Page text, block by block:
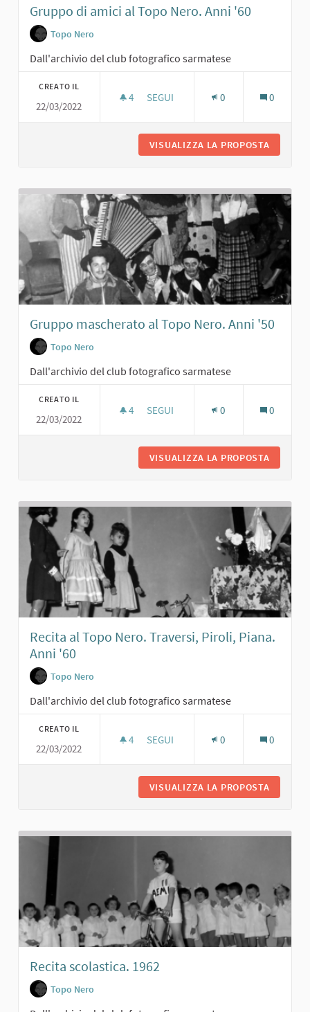
Gruppo di amici al Topo Nero. Anni '60
Topo Nero
Dall'archivio del club fotografico sarmatese
CREATO IL
22/03/2022
4 4 SOSTENITORI
SEGUI 0 0
VISUALIZZA LA PROPOSTA
Gruppo mascherato al Topo Nero. Anni '50
Topo Nero
Dall'archivio del club fotografico sarmatese
CREATO IL
22/03/2022
4 4 SOSTENITORI
SEGUI 0 0
VISUALIZZA LA PROPOSTA
Recita al Topo Nero. Traversi, Piroli, Piana.
Anni '60
Topo Nero
Dall'archivio del club fotografico sarmatese
CREATO IL
22/03/2022
4 4 SOSTENITORI
SEGUI 0 0
VISUALIZZA LA PROPOSTA
Recita scolastica. 1962
Topo Nero